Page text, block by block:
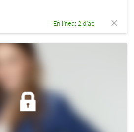
En línea: 2 días